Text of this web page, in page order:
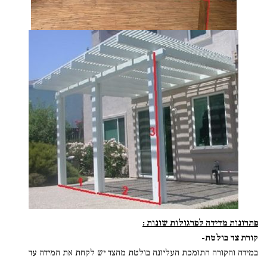
פתרונות מדידה לפרגולות שונות :
קורת צד בולטת-
במידה והקורה התומכת העליונה בולטת מהצד יש לקחת את המידה עד